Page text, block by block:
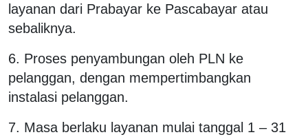
layanan dari Prabayar ke Pascabayar atau
sebaliknya.
6. Proses penyambungan oleh PLN ke
pelanggan, dengan mempertimbangkan
instalasi pelanggan.
7. Masa berlaku layanan mulai tanggal 1 – 31